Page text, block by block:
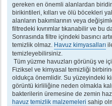
gereken en önemli alanlardan
birikintileri, kılları ve ölü böcekleri
alanların bakımlarının veya
filtredeki kıvrımlar tıkanabilir ve bu
Sonrasında filtre içindeki basıncı
temizlik olmaz. Havuz kimyasalları
temizleyebilirsiniz.
Tüm yüzme havuzları görünüş ve
Fiziksel ve kimyasal temizliği
oldukça önemlidir. Su yüzeyindeki
görüntü kirliliğine neden olmakla
bakterilerin üremesine de zemin
havuz temizlik malzemeleri sahip